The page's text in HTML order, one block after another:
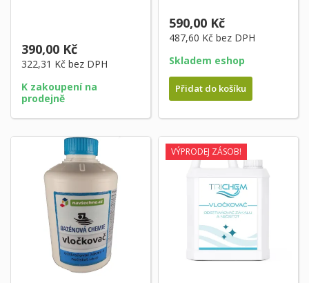
390,00 Kč
322,31 Kč bez DPH
K zakoupení na
prodejně
590,00 Kč
487,60 Kč bez DPH
Skladem eshop
Přidat do košíku
VÝPRODEJ ZÁSOB!